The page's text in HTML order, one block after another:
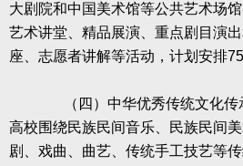
大剧院和中国美术馆等公共艺术场
艺术讲堂、精品展演、重点剧目演
座、志愿者讲解等活动，计划安排75
（四）中华优秀传统文化传
高校围绕民族民间音乐、民族民间
剧、戏曲、曲艺、传统手工技艺等